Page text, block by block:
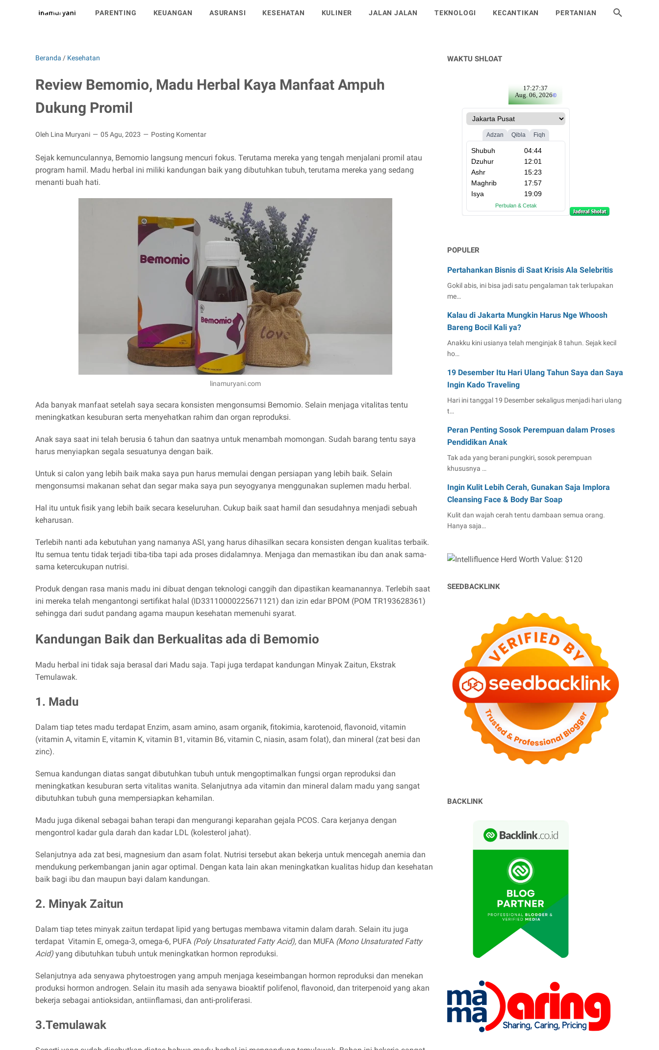
PARENTING KEUANGAN ASURANSI KESEHATAN KULINER JALAN JALAN TEKNOLOGI KECANTIKAN PERTANIAN
Beranda / Kesehatan
Review Bemomio, Madu Herbal Kaya Manfaat Ampuh
Dukung Promil
Oleh Lina Muryani 05 Agu, 2023 Posting Komentar
Sejak kemunculannya, Bemomio langsung mencuri fokus. Terutama mereka yang tengah menjalani promil atau
program hamil. Madu herbal ini miliki kandungan baik yang dibutuhkan tubuh, terutama mereka yang sedang
menanti buah hati.
linamuryani.com
Ada banyak manfaat setelah saya secara konsisten mengonsumsi Bemomio. Selain menjaga vitalitas tentu
meningkatkan kesuburan serta menyehatkan rahim dan organ reproduksi.
Anak saya saat ini telah berusia 6 tahun dan saatnya untuk menambah momongan. Sudah barang tentu saya
harus menyiapkan segala sesuatunya dengan baik.
Untuk si calon yang lebih baik maka saya pun harus memulai dengan persiapan yang lebih baik. Selain
mengonsumsi makanan sehat dan segar maka saya pun seyogyanya menggunakan suplemen madu herbal.
Hal itu untuk fisik yang lebih baik secara keseluruhan. Cukup baik saat hamil dan sesudahnya menjadi sebuah
keharusan.
Terlebih nanti ada kebutuhan yang namanya ASI, yang harus dihasilkan secara konsisten dengan kualitas terbaik.
Itu semua tentu tidak terjadi tiba-tiba tapi ada proses didalamnya. Menjaga dan memastikan ibu dan anak sama-
sama ketercukupan nutrisi.
Produk dengan rasa manis madu ini dibuat dengan teknologi canggih dan dipastikan keamanannya. Terlebih saat
ini mereka telah mengantongi sertifikat halal (ID33110000225671121) dan izin edar BPOM (POM TR193628361)
sehingga dari sudut pandang agama maupun kesehatan memenuhi syarat.
Kandungan Baik dan Berkualitas ada di Bemomio
Madu herbal ini tidak saja berasal dari Madu saja. Tapi juga terdapat kandungan Minyak Zaitun, Ekstrak
Temulawak.
1. Madu
Dalam tiap tetes madu terdapat Enzim, asam amino, asam organik, fitokimia, karotenoid, flavonoid, vitamin
(vitamin A, vitamin E, vitamin K, vitamin B1, vitamin B6, vitamin C, niasin, asam folat), dan mineral (zat besi dan
zinc).
Semua kandungan diatas sangat dibutuhkan tubuh untuk mengoptimalkan fungsi organ reproduksi dan
meningkatkan kesuburan serta vitalitas wanita. Selanjutnya ada vitamin dan mineral dalam madu yang sangat
dibutuhkan tubuh guna mempersiapkan kehamilan.
Madu juga dikenal sebagai bahan terapi dan mengurangi keparahan gejala PCOS. Cara kerjanya dengan
mengontrol kadar gula darah dan kadar LDL (kolesterol jahat).
Selanjutnya ada zat besi, magnesium dan asam folat. Nutrisi tersebut akan bekerja untuk mencegah anemia dan
mendukung perkembangan janin agar optimal. Dengan kata lain akan meningkatkan kualitas hidup dan kesehatan
baik bagi ibu dan maupun bayi dalam kandungan.
2. Minyak Zaitun
Dalam tiap tetes minyak zaitun terdapat lipid yang bertugas membawa vitamin dalam darah. Selain itu juga
terdapat Vitamin E, omega-3, omega-6, PUFA (Poly Unsaturated Fatty Acid), dan MUFA (Mono Unsaturated Fatty
Acid) yang dibutuhkan tubuh untuk meningkatkan hormon reproduksi.
Selanjutnya ada senyawa phytoestrogen yang ampuh menjaga keseimbangan hormon reproduksi dan menekan
produksi hormon androgen. Selain itu masih ada senyawa bioaktif polifenol, flavonoid, dan triterpenoid yang akan
bekerja sebagai antioksidan, antiinflamasi, dan anti-proliferasi.
3.Temulawak
WAKTU SHLOAT
POPULER
Pertahankan Bisnis di Saat Krisis Ala Selebritis
Gokil abis, ini bisa jadi satu pengalaman tak terlupakan
me…
Kalau di Jakarta Mungkin Harus Nge Whoosh
Bareng Bocil Kali ya?
Anakku kini usianya telah menginjak 8 tahun. Sejak kecil
ho…
19 Desember Itu Hari Ulang Tahun Saya dan Saya
Ingin Kado Traveling
Hari ini tanggal 19 Desember sekaligus menjadi hari ulang
t…
Peran Penting Sosok Perempuan dalam Proses
Pendidikan Anak
Tak ada yang berani pungkiri, sosok perempuan
khususnya …
Ingin Kulit Lebih Cerah, Gunakan Saja Implora
Cleansing Face & Body Bar Soap
Kulit dan wajah cerah tentu dambaan semua orang.
Hanya saja…
SEEDBACKLINK
BACKLINK